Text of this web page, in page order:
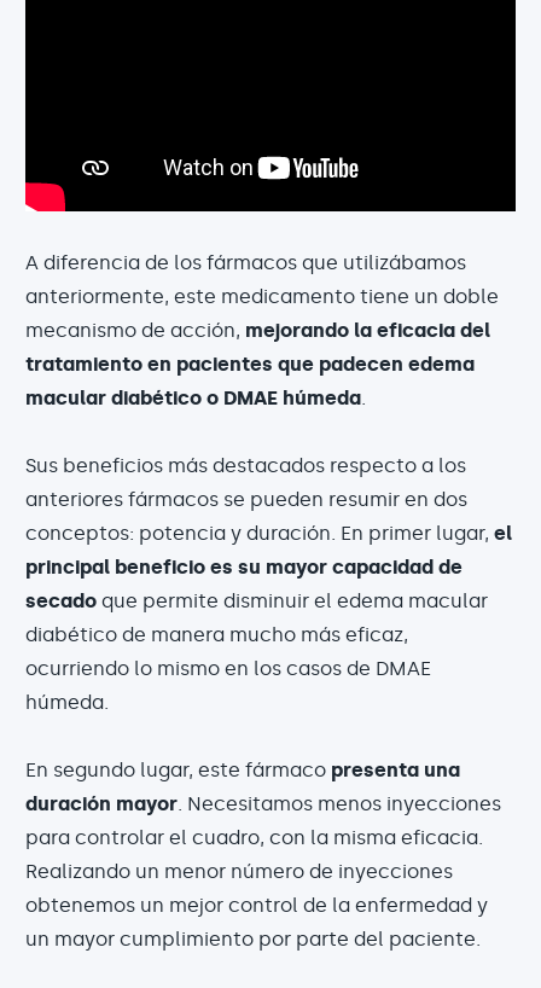
A diferencia de los fármacos que utilizábamos
anteriormente, este medicamento tiene un doble
mecanismo de acción, mejorando la eficacia del
tratamiento en pacientes que padecen edema
macular diabético o DMAE húmeda
Sus beneficios más destacados respecto a los
anteriores fármacos se pueden resumir en dos
conceptos: potencia y duración. En primer lugar, el
principal beneficio es su mayor capacidad de
secado que permite disminuir el edema macular
diabético de manera mucho más eficaz,
ocurriendo lo mismo en los casos de DMAE
húmeda.
En segundo lugar, este fármaco presenta una
duración mayor . Necesitamos menos inyecciones
para controlar el cuadro, con la misma eficacia.
Realizando un menor número de inyecciones
obtenemos un mejor control de la enfermedad y
un mayor cumplimiento por parte del paciente.